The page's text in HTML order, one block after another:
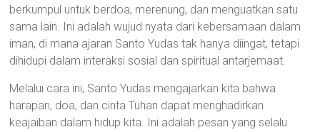
berkumpul untuk berdoa, merenung, dan menguatkan satu
sama lain. Ini adalah wujud nyata dari kebersamaan dalam
iman, di mana ajaran Santo Yudas tak hanya diingat, tetapi
dihidupi dalam interaksi sosial dan spiritual antarjemaat.
Melalui cara ini, Santo Yudas mengajarkan kita bahwa
harapan, doa, dan cinta Tuhan dapat menghadirkan
keajaiban dalam hidup kita. Ini adalah pesan yang selalu